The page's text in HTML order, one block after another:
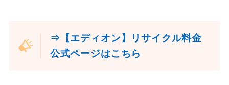
⇒【エディオン】リサイクル料金
公式ページはこちら